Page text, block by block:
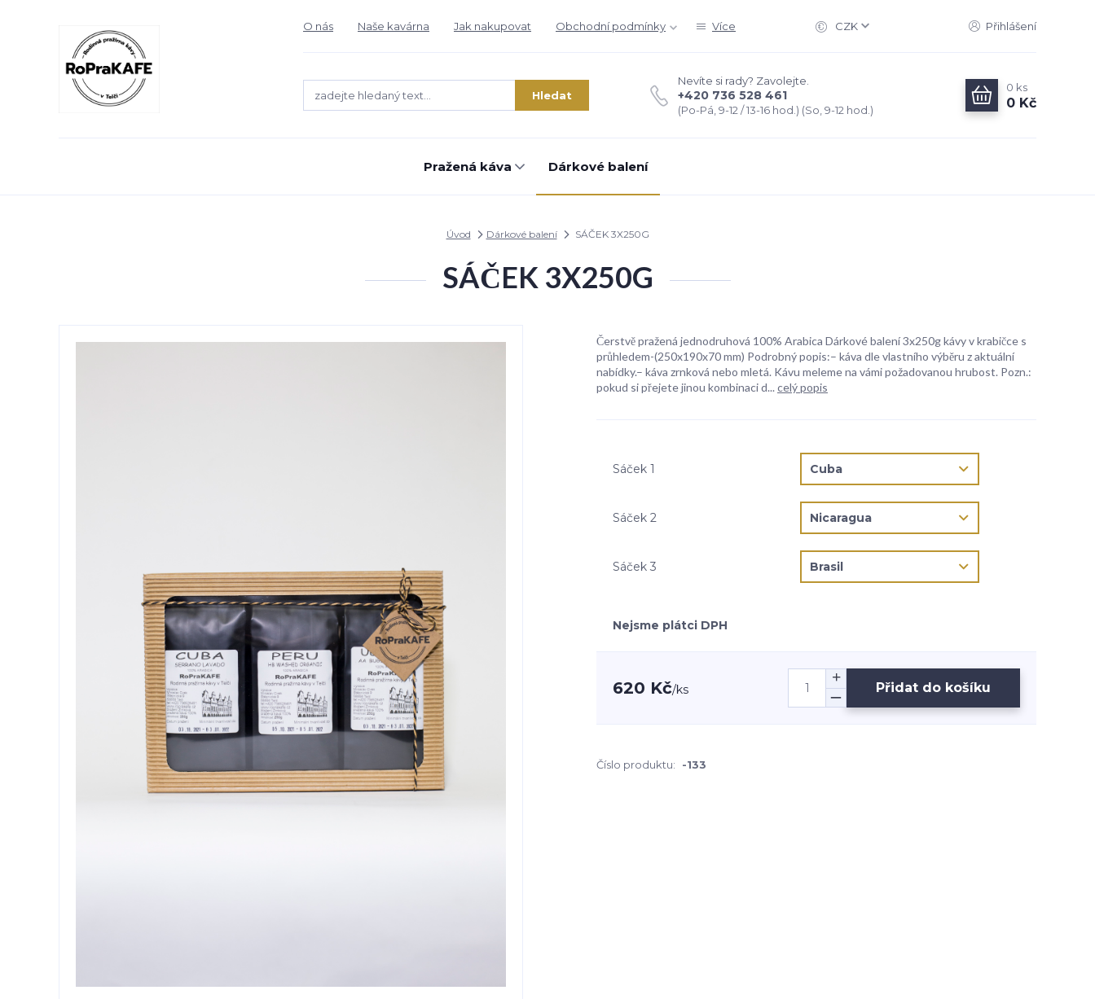
O nás Naše kavárna Jak nakupovat Obchodní podmínky Více CZK Přihlášení
Hledat
Nevíte si rady? Zavolejte.
+420 736 528 461
(Po-Pá, 9-12 / 13-16 hod.) (So, 9-12 hod.)
0 ks
0 Kč
Pražená káva Dárkové balení
Úvod Dárkové balení SÁČEK 3X250G
SÁČEK 3X250G
Čerstvě pražená jednodruhová 100% Arabica Dárkové balení 3x250g kávy v krabičce s
průhledem-(250x190x70 mm) Podrobný popis:– káva dle vlastního výběru z aktuální
nabídky.– káva zrnková nebo mletá. Kávu meleme na vámi požadovanou hrubost. Pozn.:
pokud si přejete jinou kombinaci d... celý popis
Sáček 1
Sáček 2
Sáček 3
Nejsme plátci DPH
620 Kč/ks Přidat do košíku
Číslo produktu: -133